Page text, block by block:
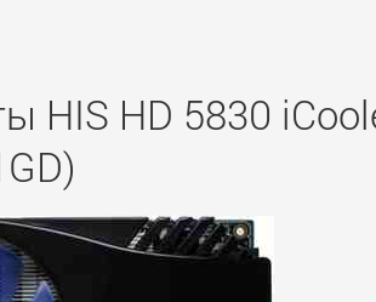
HIS HD 5830